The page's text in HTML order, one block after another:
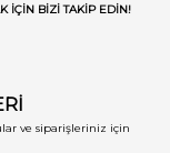
IÇIN BIZI TAKIP EDIN!
ve siparişleriniz için